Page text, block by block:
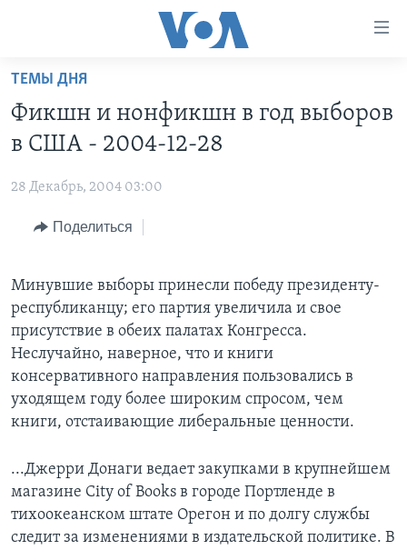
Перейти
основной
контент
навигации
НОВОСТИ ЗА МИНУТУ
ИТОГИ
ДИСКУССИЯ VOA
ДЕТАЛИ
НЬЮ-ЙОРК NEW YORK
АМЕРИКА. БОЛЬШОЕ ПУТЕШЕСТВИЕ
УЧИМ АНГЛИЙСКИЙ
НАША АМЕРИКАНСКАЯ ИСТОРИЯ
АРТЕФАКТЫ
АМЕРИКАНСКИЕ ГОРОДКИ
ТЕСТЫ
ЭКСПЕРТИЗА
ИНТЕРВЬЮ
ЗА СВОБОДУ ПРЕССЫ
УЧИМ АНГЛИЙСКИЙ
ВИДЕО
ПОДПИСКА НА НОВОСТИ
СОЦИАЛЬНЫЕ СЕТИ
ТЕМЫ ДНЯ
Фикшн и нонфикшн в год выборов
в США - 2004-12-28
28 Декабрь, 2004 03:00
Поделиться
Минувшие выборы принесли победу президенту-
республиканцу; его партия увеличила и свое
присутствие в обеих палатах Конгресса.
Неслучайно, наверное, что и книги
консервативного направления пользовались в
уходящем году более широким спросом, чем
книги, отстаивающие либеральные ценности.
...Джерри Донаги ведает закупками в крупнейшем
магазине Citу of Books в городе Портленде в
тихоокеанском штате Орегон и по долгу службы
следит за изменениями в издательской политике. В